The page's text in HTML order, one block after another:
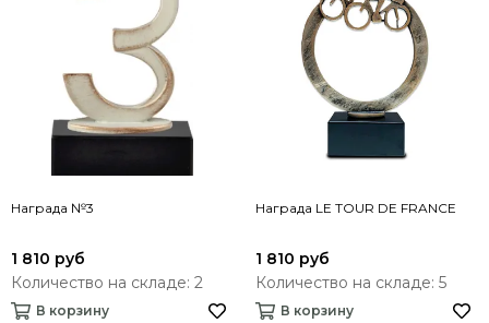
Награда №3
1 810 руб
Количество на складе: 2
В корзину
Награда LE TOUR DE FRANCE
1 810 руб
Количество на складе: 5
В корзину